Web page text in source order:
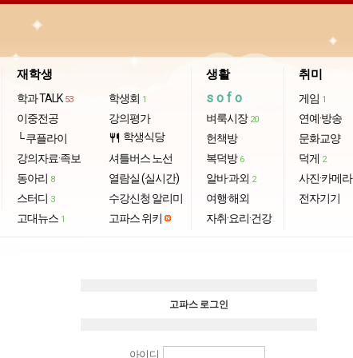
재학생
학과 TALK 53
이중전공
└ 쿠플라이
강의자료·족보
동아리 8
스터디 3
고대뉴스 1
학생회 1
강의평가
restaurant 학생식당
셔틀버스 노선
열람실 (실시간)
수강신청 알리미
고파스 위키
생활
sofo
벼룩시장 20
헌책방
복덕방 6
알바·과외 2
여행·해외
자취·요리·건강
취미
게임 1
연예·방송
문화교양
덕게 2
사진·카메라
전자기기
고파스 로그인
아이디